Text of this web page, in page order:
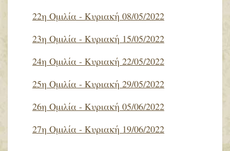
22η Ομιλία - Κυριακή 08/05/2022
23η Ομιλία - Κυριακή 15/05/2022
24η Ομιλία - Κυριακή 22/05/2022
25η Ομιλία - Κυριακή 29/05/2022
26η Ομιλία - Κυριακή 05/06/2022
27η Ομιλία - Κυριακή 19/06/2022